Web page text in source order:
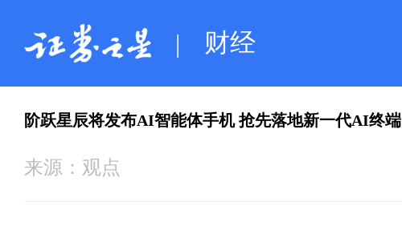
| 财经
阶跃星辰将发布AI智能体手机 抢先落地新一代AI终端
来源： 观点